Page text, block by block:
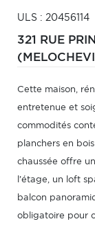
ULS : 20456114
321 RUE
Cette maison,
entretenue et
commodités
planchers en
chaussée offre
l'étage, un loft
balcon
obligatoire pour